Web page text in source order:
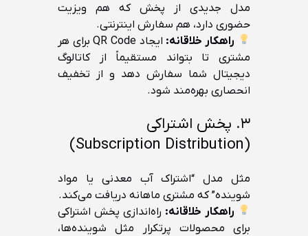
مدل جدیدی از پخش که هم ویزیت
حضوری دارد، هم سفارش اینترنتی.
راهکار خلاقانه:
ایجاد QR Code برای هر
مشتری تا بتواند مستقیماً از کاتالوگ
دیجیتال شما سفارش دهد و از تخفیف
انحصاری بهره‌مند شود.
۳. پخش اشتراکی
(Subscription Distribution)
مثل مدل “اشتراک آب معدنی یا مواد
شوینده” که مشتری ماهانه دریافت می‌کند.
راهکار خلاقانه: راه‌اندازی پخش اشتراکی
برای محصولات پرتکرار مثل شوینده‌ها،